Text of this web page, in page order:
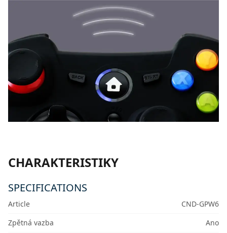
CHARAKTERISTIKY
SPECIFICATIONS
Article
CND-GPW6
Zpětná vazba
Ano